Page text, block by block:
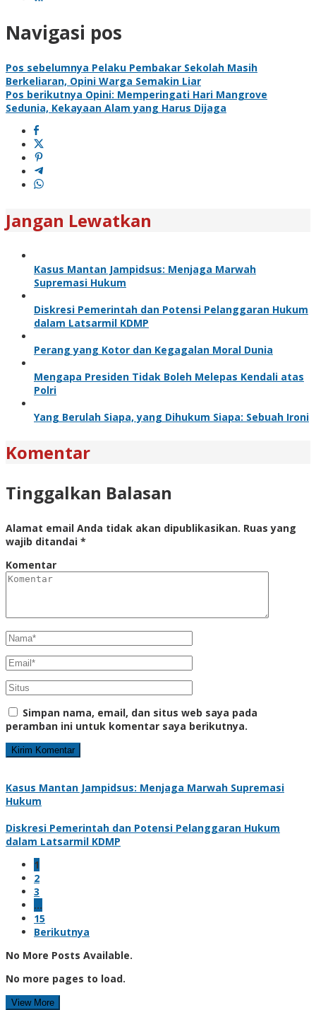
Navigasi pos
Pos sebelumnya Pelaku Pembakar Sekolah Masih
Berkeliaran, Opini Warga Semakin Liar
Pos berikutnya Opini: Memperingati Hari Mangrove
Sedunia, Kekayaan Alam yang Harus Dijaga
Jangan Lewatkan
Kasus Mantan Jampidsus: Menjaga Marwah
Supremasi Hukum
Diskresi Pemerintah dan Potensi Pelanggaran Hukum
dalam Latsarmil KDMP
Perang yang Kotor dan Kegagalan Moral Dunia
Mengapa Presiden Tidak Boleh Melepas Kendali atas
Polri
Yang Berulah Siapa, yang Dihukum Siapa: Sebuah Ironi
Komentar
Tinggalkan Balasan
Alamat email Anda tidak akan dipublikasikan. Ruas yang
wajib ditandai *
Komentar
Simpan nama, email, dan situs web saya pada
peramban ini untuk komentar saya berikutnya.
Kasus Mantan Jampidsus: Menjaga Marwah Supremasi
Hukum
Diskresi Pemerintah dan Potensi Pelanggaran Hukum
dalam Latsarmil KDMP
1
2
3
…
15
Berikutnya
No More Posts Available.
No more pages to load.
View More